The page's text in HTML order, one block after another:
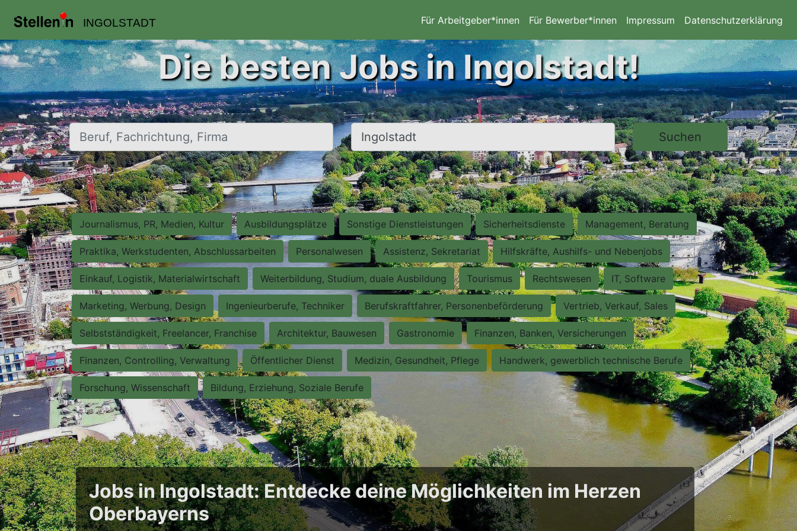
INGOLSTADT Für Arbeitgeber*innen Für Bewerber*innen Impressum Datenschutzerklärung
Die besten Jobs in Ingolstadt!
Beruf, Fachrichtung, Firma Ort, Stadt Suchen
Journalismus, PR, Medien, Kultur Ausbildungsplätze Sonstige Dienstleistungen Sicherheitsdienste Management, Beratung
Praktika, Werkstudenten, Abschlussarbeiten Personalwesen Assistenz, Sekretariat Hilfskräfte, Aushilfs- und Nebenjobs
Einkauf, Logistik, Materialwirtschaft Weiterbildung, Studium, duale Ausbildung Tourismus Rechtswesen IT, Software
Marketing, Werbung, Design Ingenieurberufe, Techniker Berufskraftfahrer, Personenbeförderung Vertrieb, Verkauf, Sales
Selbstständigkeit, Freelancer, Franchise Architektur, Bauwesen Gastronomie Finanzen, Banken, Versicherungen
Finanzen, Controlling, Verwaltung Öffentlicher Dienst Medizin, Gesundheit, Pflege Handwerk, gewerblich technische Berufe
Forschung, Wissenschaft Bildung, Erziehung, Soziale Berufe
Jobs in Ingolstadt: Entdecke deine Möglichkeiten im Herzen
Oberbayerns